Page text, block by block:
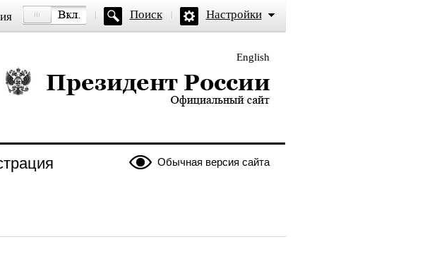
Поиск Настройки
English
Президент России — официальный сайт
Обычная версия сайта